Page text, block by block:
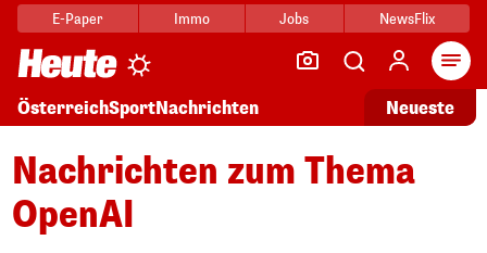
E-Paper Immo Jobs NewsFlix
ÖsterreichSportNachrichten Neueste
Nachrichten zum Thema
OpenAI